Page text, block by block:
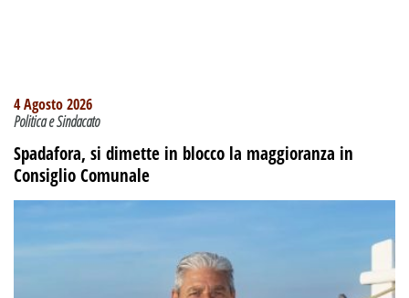
4 Agosto 2026
Politica e Sindacato
Spadafora, si dimette in blocco la maggioranza in
Consiglio Comunale